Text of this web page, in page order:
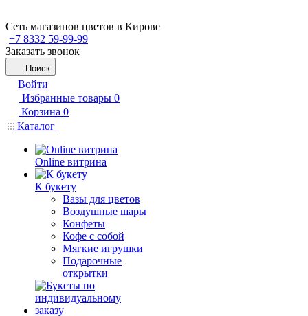
Сеть магазинов цветов в Кирове
+7 8332 59-99-99
Заказать звонок
Поиск
Войти
Избранные товары 0
Корзина 0
Каталог
Online витрина
К букету
Вазы для цветов
Воздушные шары
Конфеты
Кофе с собой
Мягкие игрушки
Подарочные
открытки